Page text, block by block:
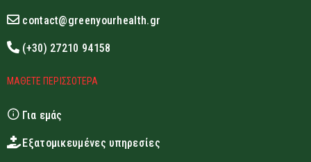
contact@greenyourhealth.gr
(+30) 27210 94158
ΜΑΘΕΤΕ ΠΕΡΙΣΣΟΤΕΡΑ
Για εμάς
Εξατομικευμένες υπηρεσίες